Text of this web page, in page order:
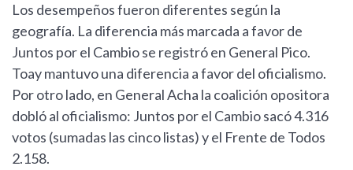
Los desempeños fueron diferentes según la
geografía. La diferencia más marcada a favor de
Juntos por el Cambio se registró en General Pico.
Toay mantuvo una diferencia a favor del oficialismo.
Por otro lado, en General Acha la coalición opositora
dobló al oficialismo: Juntos por el Cambio sacó 4.316
votos (sumadas las cinco listas) y el Frente de Todos
2.158.